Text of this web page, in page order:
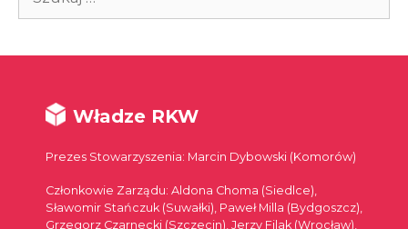
Władze RKW
Prezes Stowarzyszenia: Marcin Dybowski (Komorów)
Członkowie Zarządu: Aldona Choma (Siedlce),
Sławomir Stańczuk (Suwałki), Paweł Milla (Bydgoszcz),
Grzegorz Czarnecki (Szczecin), Jerzy Filak (Wrocław),